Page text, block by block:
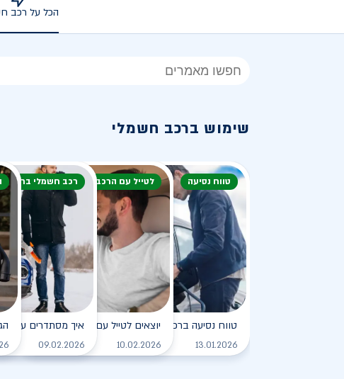
הכל על רכב
הכל
חשמלי
שימוש ברכב חשמלי
טווח נסיעה
טווח נסיעה ברכב חשמלי - כל מה שצריך לדעת
13.01.2026 לקריאה
לטייל עם הרכב
יוצאים לטייל עם רכב חשמלי
10.02.2026
רכב חשמלי בחורף
איך מסתדרים עם
09.02.2026